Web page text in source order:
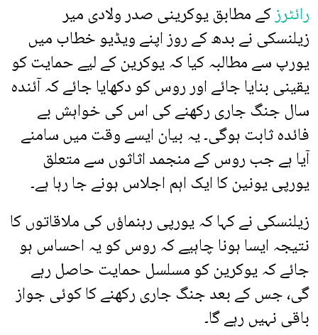
رائٹرزکے مطابق یوکرینی صدر ولادی میر
زیلنسکی نے بدھ کے روز اپنے ویڈیو خطاب میں
یورپ سے مطالبہ کیا کہ یوکرین کے لیے حمایت کو
یقینی بنایا جائے اور روس کو دکھایا جائے کہ آئندہ
سال جنگ جاری رکھنے کی اس کی خواہش بے
فائدہ ثابت ہوگی۔ یہ بیان ایسے وقت میں سامنے
آیا ہے جب روس کے منجمد اثاثوں سے متعلق
یورپی یونین کا ایک اہم اجلاس ہونے جا رہا ہے۔
زیلنسکی نے کہا کہ یورپی رہنماؤں کی ملاقاتوں کا
نتیجہ ایسا ہونا چاہیے کہ روس کو یہ احساس ہو
جائے کہ یوکرین کو مسلسل حمایت حاصل رہے
گی، جس کے بعد جنگ جاری رکھنے کا کوئی جواز
باقی نہیں رہے گا۔